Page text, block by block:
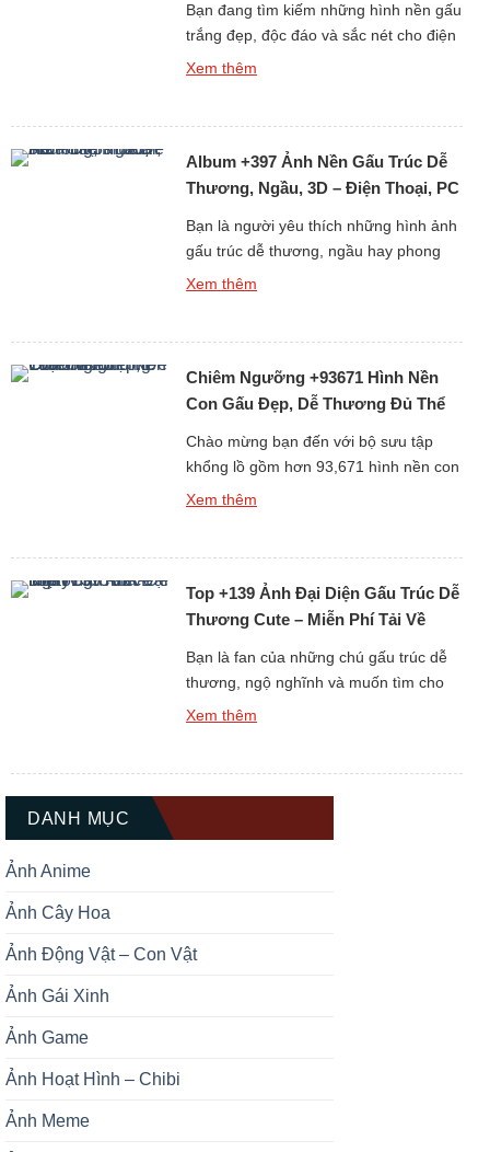
Bạn đang tìm kiếm những hình nền gấu
trắng đẹp, độc đáo và sắc nét cho điện
thoại hoặc máy tính? Bộ sưu tập mới
từ cái nhìn đầu tiên. Tại […]
Xem thêm
Album +397 Ảnh Nền Gấu Trúc Dễ
Thương, Ngầu, 3D – Điện Thoại, PC
Bạn là người yêu thích những hình ảnh
gấu trúc dễ thương, ngầu hay phong
cách 3D sống động? Album +397 ảnh
tượng của sự dễ thương và thân thiện,
[…]
Xem thêm
Chiêm Ngưỡng +93671 Hình Nền
Con Gấu Đẹp, Dễ Thương Đủ Thể
Chào mừng bạn đến với bộ sưu tập
khổng lồ gồm hơn 93,671 hình nền con
gấu đẹp, dễ thương và đa dạng thể loại
gấu không chỉ làm đẹp cho […]
Xem thêm
Top +139 Ảnh Đại Diện Gấu Trúc Dễ
Thương Cute – Miễn Phí Tải Về
Bạn là fan của những chú gấu trúc dễ
thương, ngộ nghĩnh và muốn tìm cho
mình một hình đại diện thật ấn tượng?
Xem thêm
DANH MỤC
Ảnh Anime
Ảnh Cây Hoa
Ảnh Động Vật – Con Vật
Ảnh Gái Xinh
Ảnh Game
Ảnh Hoạt Hình – Chibi
Ảnh Meme